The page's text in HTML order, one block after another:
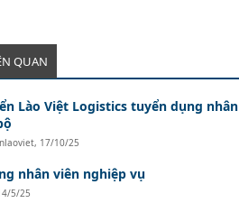
QUAN
Lào Việt Logistics tuyển dụng nhân
, 17/10/25
nhân viên nghiệp vụ
5/25